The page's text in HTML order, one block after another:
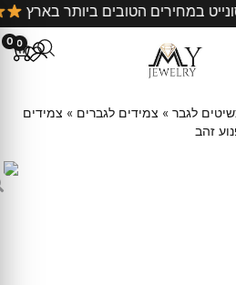
במחירים הטובים ביותר בארץ
0 0
לגבר » צמידים לגברים » צמידים
זהב